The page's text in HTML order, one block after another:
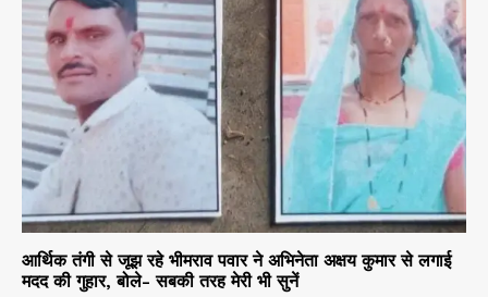
आर्थिक तंगी से जूझ रहे भीमराव पवार ने अभिनेता अक्षय कुमार से लगाई
मदद की गुहार, बोले- सबकी तरह मेरी भी सुनें